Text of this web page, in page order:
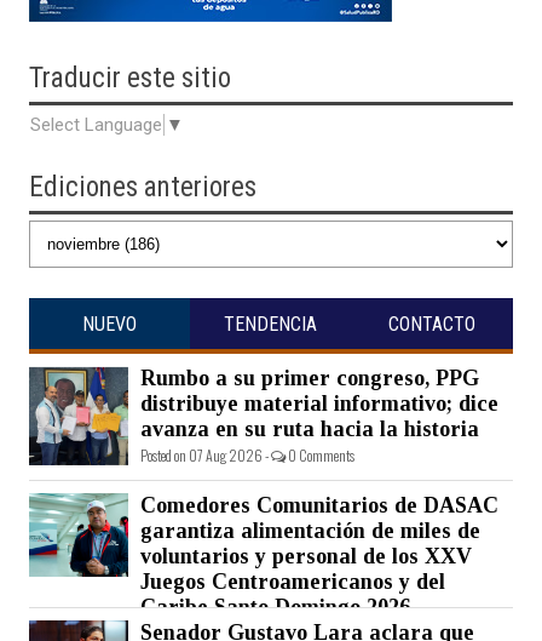
Traducir este sitio
Select Language ▼
Ediciones anteriores
NUEVO TENDENCIA CONTACTO
Rumbo a su primer congreso, PPG
distribuye material informativo; dice
avanza en su ruta hacia la historia
Posted on 07 Aug 2026 - 0 Comments
Comedores Comunitarios de DASAC
garantiza alimentación de miles de
voluntarios y personal de los XXV
Juegos Centroamericanos y del
Caribe Santo Domingo 2026
Posted on 07 Aug 2026 - 0 Comments
Senador Gustavo Lara aclara que